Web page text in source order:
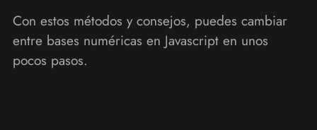
Con estos métodos y consejos, puedes cambiar
entre bases numéricas en Javascript en unos
pocos pasos.